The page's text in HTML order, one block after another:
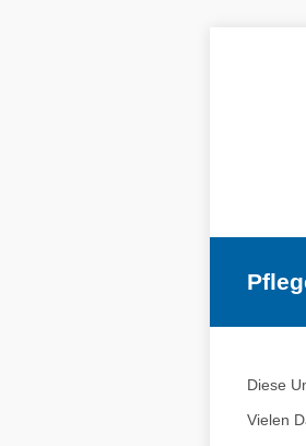
Diese
Vielen